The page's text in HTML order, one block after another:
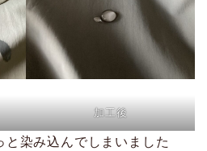
加工後
と染み込んでしまいました